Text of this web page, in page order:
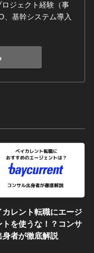
ジェクト経験（事
、基幹システム導入
カレント転職にエージ
トを使うな！？コンサ
身者が徹底解説